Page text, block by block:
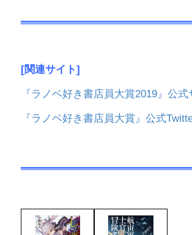
[関連サイト]
『ラノベ好き書店員大賞2019』公式
『ラノベ好き書店員大賞』公式